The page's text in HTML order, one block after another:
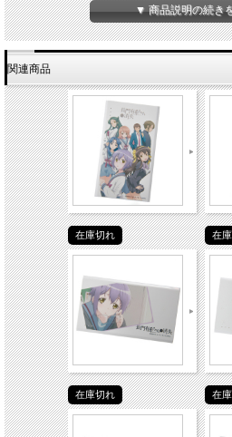
▼ 商品説明の続き
関連商品
在庫切れ 在
在庫切れ 在